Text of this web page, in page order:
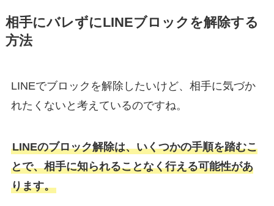
相手にバレずにLINEブロックを解除する
方法
LINEでブロックを解除したいけど、相手に気づか
れたくないと考えているのですね。
LINEのブロック解除は、いくつかの手順を踏むこ
とで、相手に知られることなく行える可能性があ
ります。